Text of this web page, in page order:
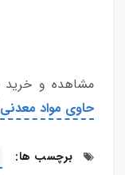
مشاهده و خرید
حاوی مواد معدنی
برچسب ها: